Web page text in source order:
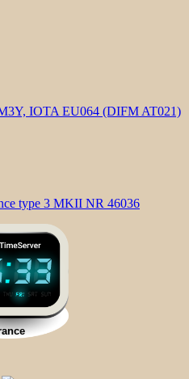
IOTA EU064 (DIFM AT021)
type 3 MKII NR 46036